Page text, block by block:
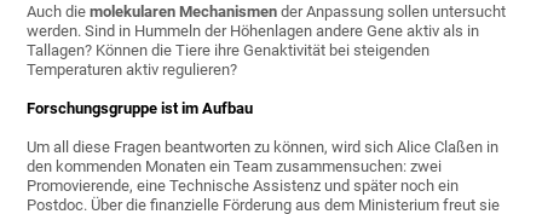
Auch diemolekularenMechanismender Anpassung sollen untersucht
werden. Sind in Hummeln der Höhenlagen andere Gene aktiv als in
Tallagen? Können die Tiere ihre Genaktivität bei steigenden
Temperaturen aktiv regulieren?
Forschungsgruppe ist im Aufbau
Um all diese Fragen beantworten zu können, wird sich Alice Claßen in
den kommenden Monaten ein Team zusammensuchen: zwei
Promovierende, eine Technische Assistenz und später noch ein
Postdoc. Über die finanzielle Förderung aus dem Ministerium freut sie